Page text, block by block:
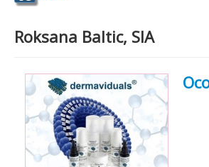
Roksana Baltic, SIA